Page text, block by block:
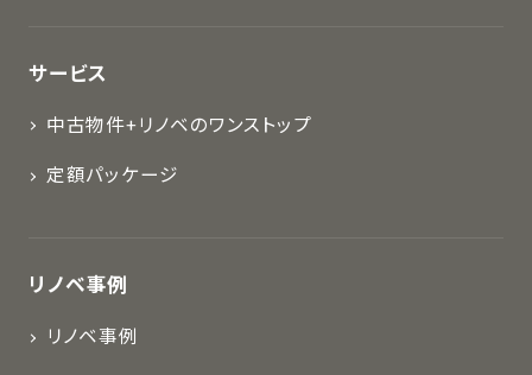
サービス
中古物件+リノベのワンストップ
定額パッケージ
リノベ事例
リノベ事例